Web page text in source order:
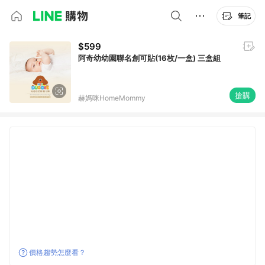
筆記
$599
阿奇幼幼園聯名創可貼(16枚/一盒) 三盒組
赫媽咪HomeMommy 搶購
價格趨勢怎麼看？